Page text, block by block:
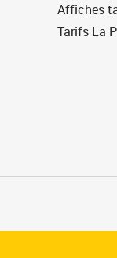
Affiches
Tarifs La